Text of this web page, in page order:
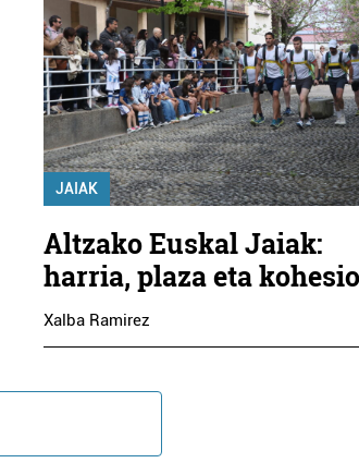
JAIAK
Altzako Euskal Jaiak:
harria, plaza eta
Xalba Ramirez